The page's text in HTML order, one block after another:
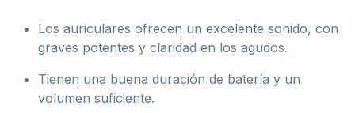
Los auriculares ofrecen un excelente sonido, con
graves potentes y claridad en los agudos.
Tienen una buena duración de batería y un
volumen suficiente.